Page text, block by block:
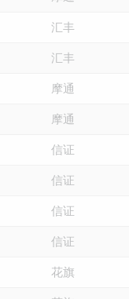
汇丰
汇丰
摩通
摩通
信证
信证
信证
信证
花旗